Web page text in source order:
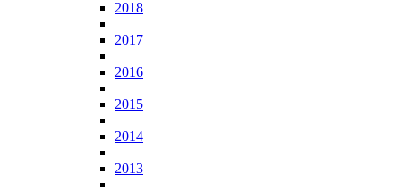
2018
2017
2016
2015
2014
2013